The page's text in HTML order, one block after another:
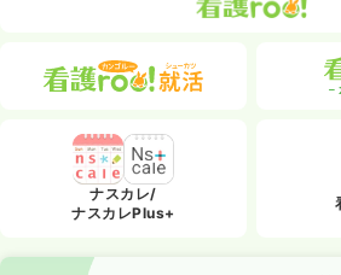
ナスカレ/
ナスカレPlus+